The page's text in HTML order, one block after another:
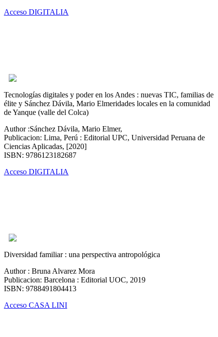
Acceso DIGITALIA
Tecnologías digitales y poder en los Andes : nuevas TIC, familias de
élite y Sánchez Dávila, Mario Elmeridades locales en la comunidad
de Yanque (valle del Colca)
Author :Sánchez Dávila, Mario Elmer,
Publicacion: Lima, Perú : Editorial UPC, Universidad Peruana de
Ciencias Aplicadas, [2020]
ISBN: 9786123182687
Acceso DIGITALIA
Diversidad familiar : una perspectiva antropológica
Author : Bruna Alvarez Mora
Publicacion: Barcelona : Editorial UOC, 2019
ISBN: 9788491804413
Acceso CASA LINI